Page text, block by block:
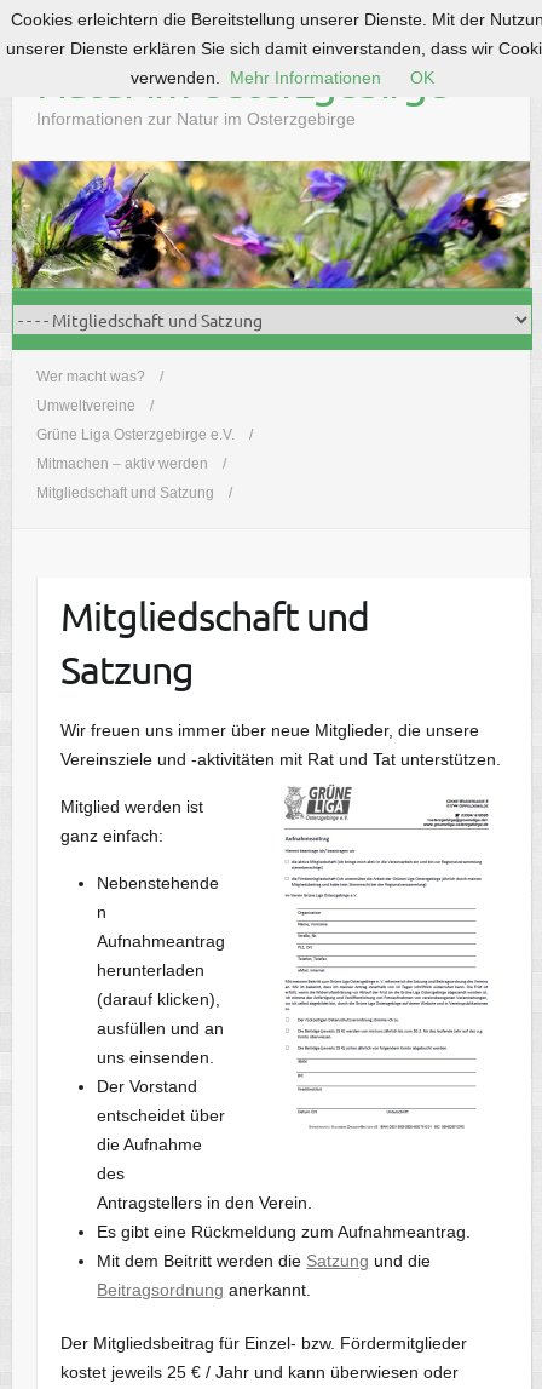
S
k
o
c
o
n
t
Natur im Osterzgebirge
Informationen zur Natur im Osterzgebirge
Wer macht was?
Umweltvereine
Grüne Liga Osterzgebirge e.V.
Mitmachen – aktiv werden
Mitgliedschaft und Satzung
Mitgliedschaft und
Satzung
Wir freuen uns immer über neue Mitglieder, die unsere
Vereinsziele und -aktivitäten mit Rat und Tat unterstützen.
Mitglied werden ist
ganz einfach:
Nebenstehende
n
Aufnahmeantrag
herunterladen
(darauf klicken),
ausfüllen und an
uns einsenden.
Der Vorstand
entscheidet über
die Aufnahme
des
Antragstellers in den Verein.
Es gibt eine Rückmeldung zum Aufnahmeantrag.
Mit dem Beitritt werden die Satzung und die
Beitragsordnung anerkannt.
Der Mitgliedsbeitrag für Einzel- bzw. Fördermitglieder
kostet jeweils 25 € / Jahr und kann überwiesen oder
Cookies erleichtern die Bereitstellung unserer Dienste. Mit der
unserer Dienste erklären Sie sich damit einverstanden, dass wir
verwenden.
Mehr Informationen OK